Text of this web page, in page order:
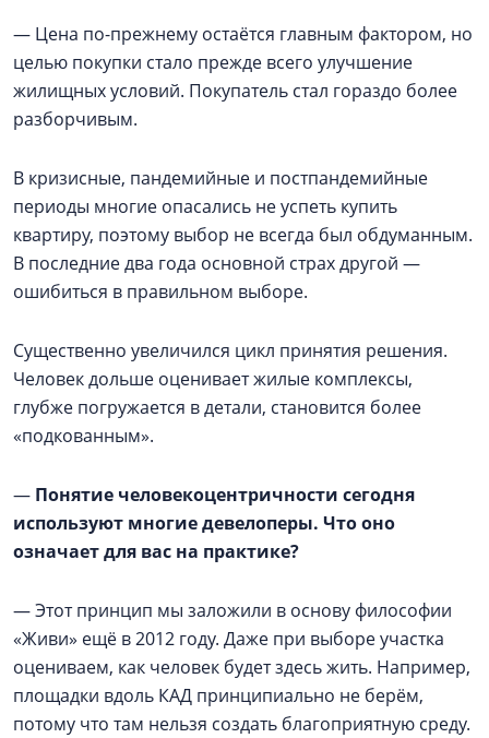
— Цена по-прежнему остаётся главным фактором, но
целью покупки стало прежде всего улучшение
жилищных условий. Покупатель стал гораздо более
разборчивым.
В кризисные, пандемийные и постпандемийные
периоды многие опасались не успеть купить
квартиру, поэтому выбор не всегда был обдуманным.
В последние два года основной страх другой —
ошибиться в правильном выборе.
Существенно увеличился цикл принятия решения.
Человек дольше оценивает жилые комплексы,
глубже погружается в детали, становится более
«подкованным».
— Понятие человекоцентричности сегодня
используют многие девелоперы. Что оно
означает для вас на практике?
— Этот принцип мы заложили в основу философии
«Живи» ещё в 2012 году. Даже при выборе участка
оцениваем, как человек будет здесь жить. Например,
площадки вдоль КАД принципиально не берём,
потому что там нельзя создать благоприятную среду.